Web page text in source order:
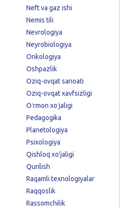
Neft va gaz ishi
Nemis tili
Nevrologiya
Neyrobiologiya
Onkologiya
Oshpazlik
Oziq-ovqat sanoati
Oziq-ovqat xavfsizligi
Oʻrmon xoʻjaligi
Pedagogika
Planetologiya
Psixologiya
Qishloq xo'jaligi
Qurilish
Raqamli texnologiyalar
Raqqoslik
Rassomchilik